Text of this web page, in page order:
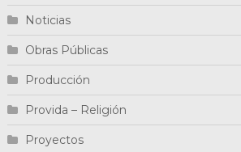
Noticias
Obras Públicas
Producción
Provida – Religión
Proyectos